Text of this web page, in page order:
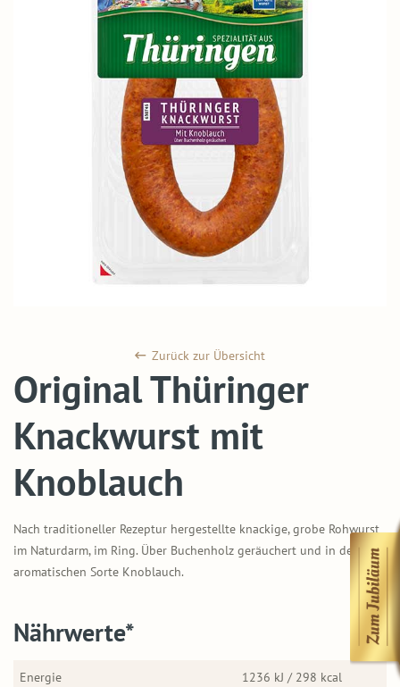
Zurück zur Übersicht
Original Thüringer
Knackwurst mit
Knoblauch
Nach traditioneller Rezeptur hergestellte knackige, grobe Rohwurst
im Naturdarm, im Ring. Über Buchenholz geräuchert und in der
aromatischen Sorte Knoblauch.
Nährwerte*
Energie 1236 kJ / 298 kcal